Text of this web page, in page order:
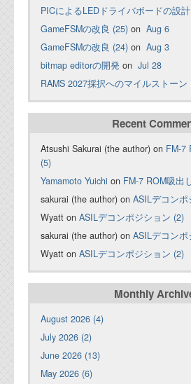
PICによるLEDドライバボードの設
GameFSMの改良 (25) on Aug 6
GameFSMの改良 (24) on Aug 3
bitmap editorの開発 on Jul 28
RAMS 2027採択へのマイルストーン
Recent
Atsushi Sakurai (the author) on FM-7
(5)
Yamamoto Yuichi on FM-7 ROM吸出
sakurai (the author) on ASILデコン
Wyatt on ASILデコンポジション (2)
sakurai (the author) on ASILデコン
Wyatt on ASILデコンポジション (2)
Monthly
August 2026 (4)
July 2026 (2)
June 2026 (13)
May 2026 (6)